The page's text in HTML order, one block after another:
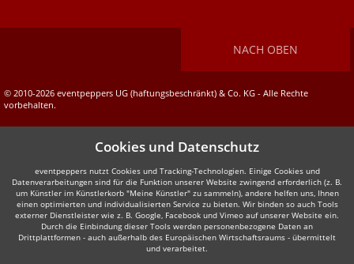
NACH OBEN
© 2010-2026 eventpeppers UG (haftungsbeschränkt) & Co. KG - Alle Rechte
vorbehalten.
Cookies und Datenschutz
eventpeppers nutzt Cookies und Tracking-Technologien. Einige Cookies und
Datenverarbeitungen sind für die Funktion unserer Website zwingend erforderlich (z. B.
um Künstler im Künstlerkorb "Meine Künstler" zu sammeln), andere helfen uns, Ihnen
einen optimierten und individualisierten Service zu bieten. Wir binden so auch Tools
externer Dienstleister wie z. B. Google, Facebook und Vimeo auf unserer Website ein.
Durch die Einbindung dieser Tools werden personenbezogene Daten an
Drittplattformen - auch außerhalb des Europäischen Wirtschaftsraums - übermittelt
und verarbeitet.